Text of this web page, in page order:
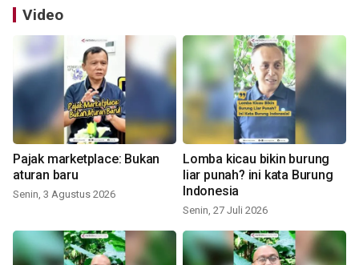
Video
Pajak marketplace: Bukan
aturan baru
Senin, 3 Agustus 2026
Lomba kicau bikin burung
liar punah? ini kata Burung
Indonesia
Senin, 27 Juli 2026